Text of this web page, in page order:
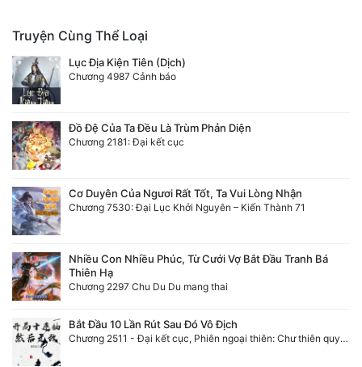
Truyện Cùng Thể Loại
Lục Địa Kiện Tiên (Dịch)
Chương 4987 Cảnh báo
Đồ Đệ Của Ta Đều Là Trùm Phản Diện
Chương 2181: Đại kết cục
Cơ Duyên Của Ngươi Rất Tốt, Ta Vui Lòng Nhận
Chương 7530: Đại Lục Khởi Nguyên – Kiến Thành 71
Nhiều Con Nhiều Phúc, Từ Cưới Vợ Bắt Đầu Tranh Bá
Thiên Hạ
Chương 2297 Chu Du Du mang thai
Bắt Đầu 10 Lần Rút Sau Đó Vô Địch
Chương 2511 - Đại kết cục, Phiên ngoại thiên: Chư thiên quy nhất giới, vĩnh hằng thế giới. Hết!